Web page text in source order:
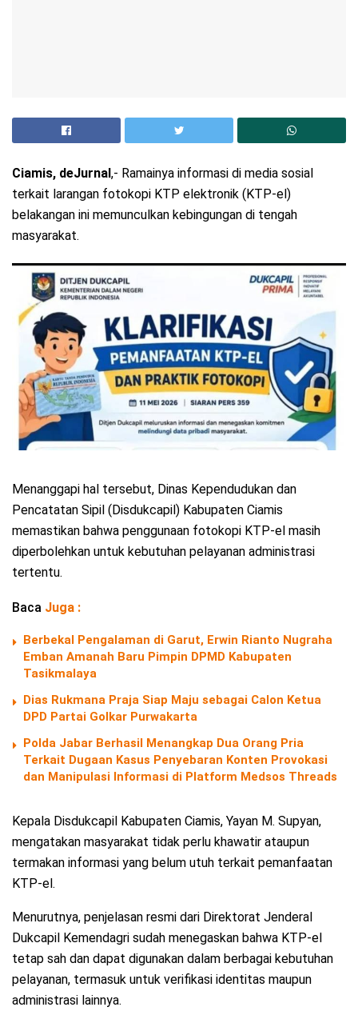
Ciamis, deJurnal,- Ramainya informasi di media sosial
terkait larangan fotokopi KTP elektronik (KTP-el)
belakangan ini memunculkan kebingungan di tengah
masyarakat.
Menanggapi hal tersebut, Dinas Kependudukan dan
Pencatatan Sipil (Disdukcapil) Kabupaten Ciamis
memastikan bahwa penggunaan fotokopi KTP-el masih
diperbolehkan untuk kebutuhan pelayanan administrasi
tertentu.
Baca Juga :
Berbekal Pengalaman di Garut, Erwin Rianto Nugraha
Emban Amanah Baru Pimpin DPMD Kabupaten
Tasikmalaya
Dias Rukmana Praja Siap Maju sebagai Calon Ketua
DPD Partai Golkar Purwakarta
Polda Jabar Berhasil Menangkap Dua Orang Pria
Terkait Dugaan Kasus Penyebaran Konten Provokasi
dan Manipulasi Informasi di Platform Medsos Threads
Kepala Disdukcapil Kabupaten Ciamis, Yayan M. Supyan,
mengatakan masyarakat tidak perlu khawatir ataupun
termakan informasi yang belum utuh terkait pemanfaatan
KTP-el.
Menurutnya, penjelasan resmi dari Direktorat Jenderal
Dukcapil Kemendagri sudah menegaskan bahwa KTP-el
tetap sah dan dapat digunakan dalam berbagai kebutuhan
pelayanan, termasuk untuk verifikasi identitas maupun
administrasi lainnya.